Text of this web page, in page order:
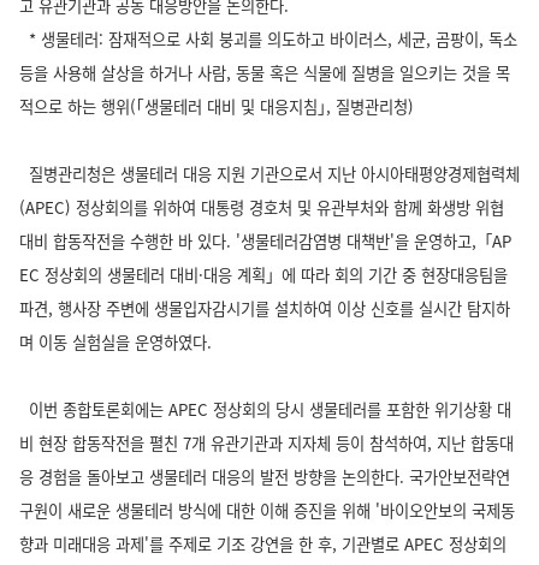
고 유관기관과 공동 대응방안을 논의한다.
* 생물테러: 잠재적으로 사회 붕괴를 의도하고 바이러스, 세균, 곰팡이, 독소
등을 사용해 살상을 하거나 사람, 동물 혹은 식물에 질병을 일으키는 것을 목
적으로 하는 행위(｢생물테러 대비 및 대응지침｣, 질병관리청)
질병관리청은 생물테러 대응 지원 기관으로서 지난 아시아태평양경제협력체
(APEC) 정상회의를 위하여 대통령 경호처 및 유관부처와 함께 화생방 위협
대비 합동작전을 수행한 바 있다. '생물테러감염병 대책반'을 운영하고,「AP
EC 정상회의 생물테러 대비·대응 계획」에 따라 회의 기간 중 현장대응팀을
파견, 행사장 주변에 생물입자감시기를 설치하여 이상 신호를 실시간 탐지하
며 이동 실험실을 운영하였다.
이번 종합토론회에는 APEC 정상회의 당시 생물테러를 포함한 위기상황 대
비 현장 합동작전을 펼친 7개 유관기관과 지자체 등이 참석하여, 지난 합동대
응 경험을 돌아보고 생물테러 대응의 발전 방향을 논의한다. 국가안보전략연
구원이 새로운 생물테러 방식에 대한 이해 증진을 위해 '바이오안보의 국제동
향과 미래대응 과제'를 주제로 기조 강연을 한 후, 기관별로 APEC 정상회의